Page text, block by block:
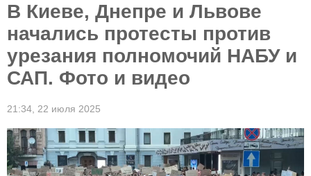
В Киеве, Днепре и Львове
начались протесты против
урезания полномочий НАБУ и
САП. Фото и видео
21:34, 22 июля 2025